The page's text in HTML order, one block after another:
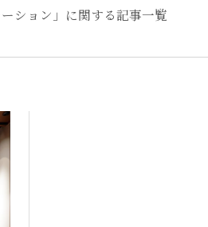
ション」に関する記事一覧